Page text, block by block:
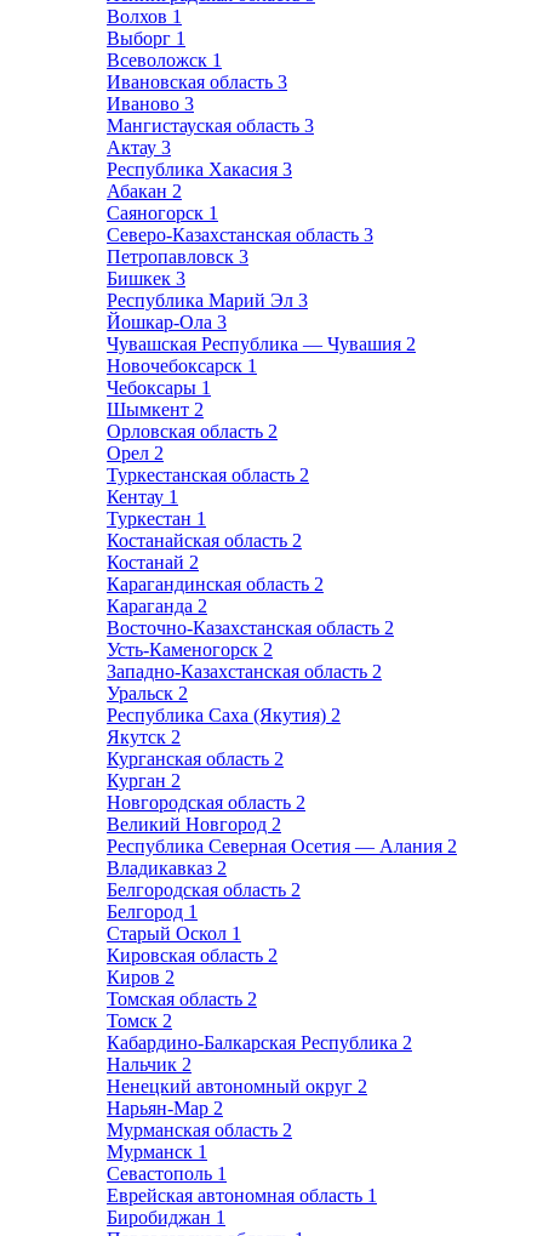
Волхов 1
Выборг 1
Всеволожск 1
Ивановская область 3
Иваново 3
Мангистауская область 3
Актау 3
Республика Хакасия 3
Абакан 2
Саяногорск 1
Северо-Казахстанская область 3
Петропавловск 3
Бишкек 3
Республика Марий Эл 3
Йошкар-Ола 3
Чувашская Республика — Чувашия 2
Новочебоксарск 1
Чебоксары 1
Шымкент 2
Орловская область 2
Орел 2
Туркестанская область 2
Кентау 1
Туркестан 1
Костанайская область 2
Костанай 2
Карагандинская область 2
Караганда 2
Восточно-Казахстанская область 2
Усть-Каменогорск 2
Западно-Казахстанская область 2
Уральск 2
Республика Саха (Якутия) 2
Якутск 2
Курганская область 2
Курган 2
Новгородская область 2
Великий Новгород 2
Республика Северная Осетия — Алания 2
Владикавказ 2
Белгородская область 2
Белгород 1
Старый Оскол 1
Кировская область 2
Киров 2
Томская область 2
Томск 2
Кабардино-Балкарская Республика 2
Нальчик 2
Ненецкий автономный округ 2
Нарьян-Мар 2
Мурманская область 2
Мурманск 1
Севастополь 1
Еврейская автономная область 1
Биробиджан 1